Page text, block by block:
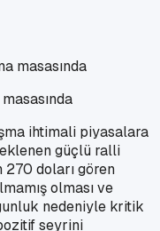
ihtimali piyasalara
güçlü ralli
270 doları gören
olması ve
nedeniyle kritik
seyrini